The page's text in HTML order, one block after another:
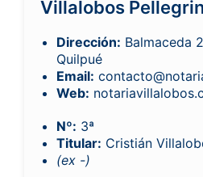
Villalobos
Dirección: Balmaceda
Quilpué
Email:
Web:
Nº: 3ª
Titular: Cristián
(ex -)